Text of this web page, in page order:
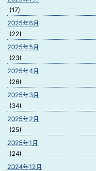
(17)
2025年6月
(22)
2025年5月
(23)
2025年4月
(26)
2025年3月
(34)
2025年2月
(25)
2025年1月
(24)
2024年12月